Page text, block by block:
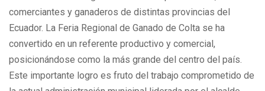
comerciantes y ganaderos de distintas provincias del
Ecuador. La Feria Regional de Ganado de Colta se ha
convertido en un referente productivo y comercial,
posicionándose como la más grande del centro del país.
Este importante logro es fruto del trabajo comprometido de